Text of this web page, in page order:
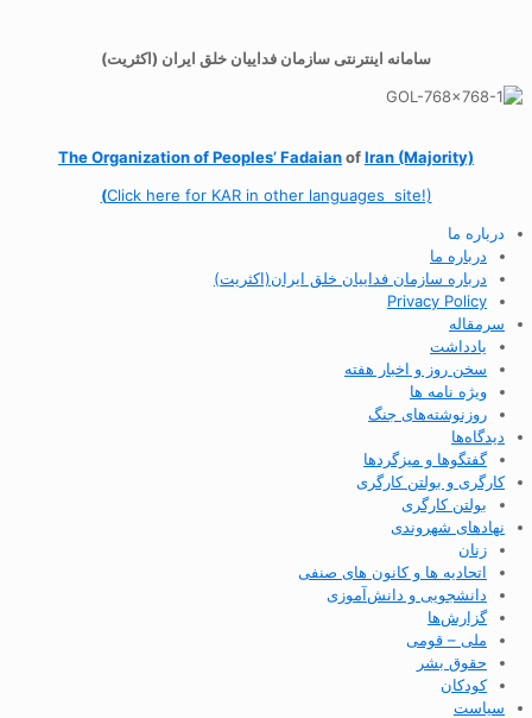
سامانه اینترنتی سازمان فداییان خلق ایران (اکثریت)
The Organization ofPeoples’ FadaianofIran (Majority)
(Click here for KAR in other languages site!)
درباره ما
درباره ما
درباره سازمان فداییان خلق ایران(اکثریت)
Privacy Policy
سرمقاله
یادداشت
سخن روز و اخبار هفته
ویژه نامه ها
روزنوشته‌های جنگ
دیدگاه‌ها
گفتگوها و میزگردها
کارگری و بولتن کارگری
بولتن کارگری
نهادهای شهروندی
زنان
اتحادیه ها و کانون های صنفی
دانشجویی و دانش‌آموزی
گزارش‌ها
ملی – قومی
حقوق بشر
کودکان
سیاست